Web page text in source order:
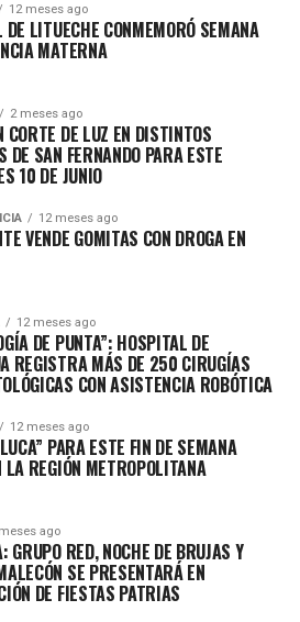
12 meses ago
DE LITUECHE CONMEMORÓ SEMANA
MATERNA
2 meses ago
CORTE DE LUZ EN DISTINTOS
DE SAN FERNANDO PARA ESTE
10 DE JUNIO
12 meses ago
VENDE GOMITAS CON DROGA EN
12 meses ago
DE PUNTA”: HOSPITAL DE
REGISTRA MÁS DE 250 CIRUGÍAS
CON ASISTENCIA ROBÓTICA
12 meses ago
PARA ESTE FIN DE SEMANA
LA REGIÓN METROPOLITANA
ago
GRUPO RED, NOCHE DE BRUJAS Y
SE PRESENTARÁ EN
DE FIESTAS PATRIAS